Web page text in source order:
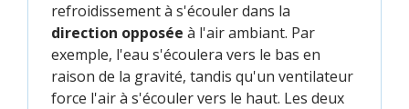
refroidissement à s'écouler dans la
direction opposée à l'air ambiant. Par
exemple, l'eau s'écoulera vers le bas en
raison de la gravité, tandis qu'un ventilateur
force l'air à s'écouler vers le haut. Les deux